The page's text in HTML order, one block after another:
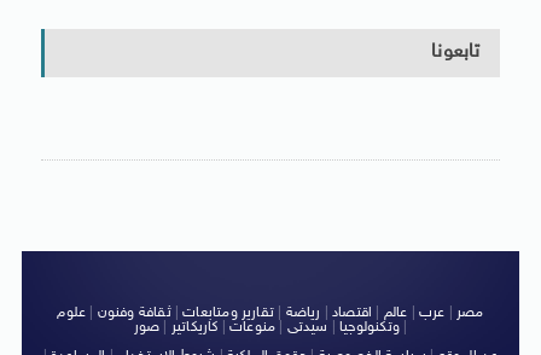
تابعونا
مصر عرب عالم اقتصاد رياضة |تقارير ومتابعات|ثقافة وفنون
علوم
وتكنولوجيا| سيدتى منوعات كاريكاتير صور
|